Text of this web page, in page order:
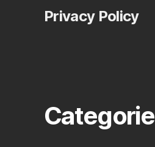
Privacy Policy
Categorie